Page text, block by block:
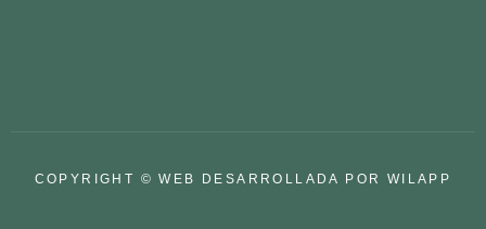
COPYRIGHT © WEB DESARROLLADA POR WILAPP